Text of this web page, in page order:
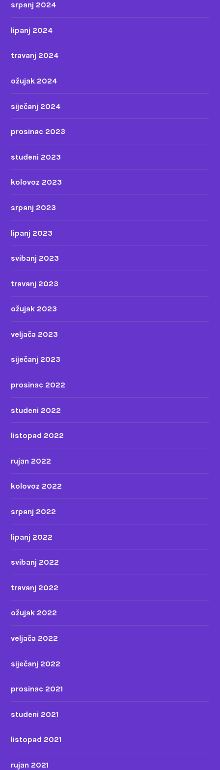
srpanj 2024
lipanj 2024
travanj 2024
ožujak 2024
siječanj 2024
prosinac 2023
studeni 2023
kolovoz 2023
srpanj 2023
lipanj 2023
svibanj 2023
travanj 2023
ožujak 2023
veljača 2023
siječanj 2023
prosinac 2022
studeni 2022
listopad 2022
rujan 2022
kolovoz 2022
srpanj 2022
lipanj 2022
svibanj 2022
travanj 2022
ožujak 2022
veljača 2022
siječanj 2022
prosinac 2021
studeni 2021
listopad 2021
rujan 2021